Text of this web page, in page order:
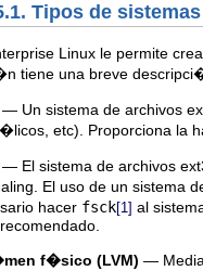
Tipos de
Linux le permite
tiene una breve
— Un sistema de archivos
etc). Proporciona la
— El sistema de archivos
El uso de un sistema
hacer fsck[1] al
f�sico (LVM) —